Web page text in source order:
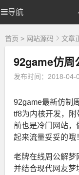
导航
优
选
棋牌源码
首页 > 网站源码 文章
92game仿周
发布时间：2018-04-
92game最新仿制
tf8为内核开发，
前也是冷门网站，
起来流量妥妥的哦
老牌在线周公解梦
并结合现代网友梦